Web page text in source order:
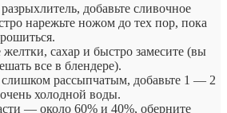
добавьте сливочное
нарежьте ножом до тех пор, пока
сахар и быстро замесите (вы
все в блендере).
слишком рассыпчатым, добавьте 1 — 2
холодной воды.
— около 60% и 40%, оберните